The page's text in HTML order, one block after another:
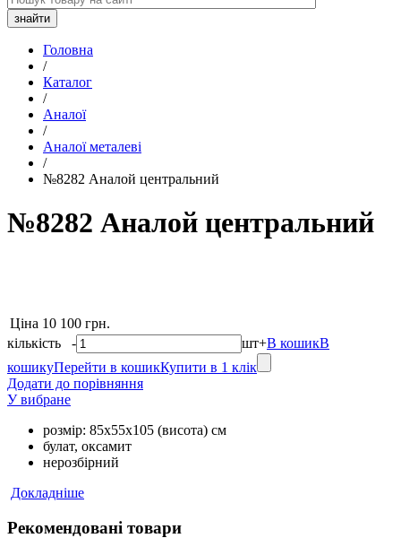
Головна
/
Каталог
/
Аналої
/
Аналої металеві
/
№8282 Аналой центральний
№8282 Аналой центральний
Ціна 10 100 грн.
кількість - шт+В кошикВ
кошикуПерейти в кошикКупити в 1 клік
Додати до порівняння
У вибране
розмір: 85х55х105 (висота) см
булат, оксамит
нерозбірний
Докладніше
Рекомендовані товари